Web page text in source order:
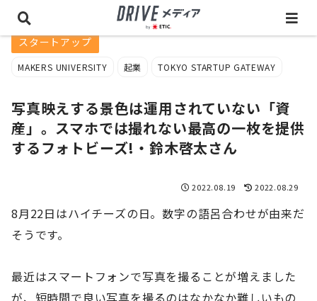
スタートアップ
MAKERS UNIVERSITY 起業 TOKYO STARTUP GATEWAY
写真映えする景色は運用されていない「資
産」。スマホでは撮れない最高の一枚を提供
するフォトビーズ!・鈴木啓太さん
2022.08.19 2022.08.29
8月22日はハイチーズの日。数字の語呂合わせが由来だ
そうです。
最近はスマートフォンで写真を撮ることが増えました
が、短時間で良い写真を撮るのはなかなか難しいもの